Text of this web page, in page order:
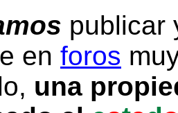
publicar
en foros
una